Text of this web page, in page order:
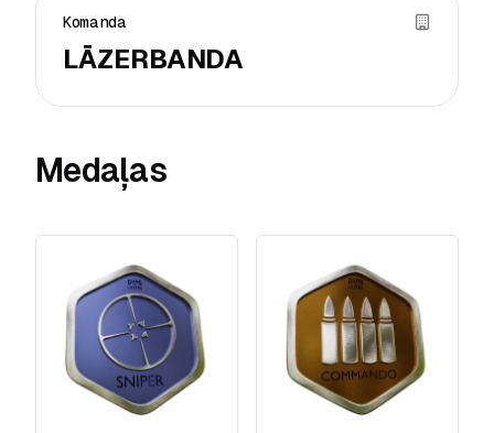
Komanda
LĀZERBANDA
Medaļas